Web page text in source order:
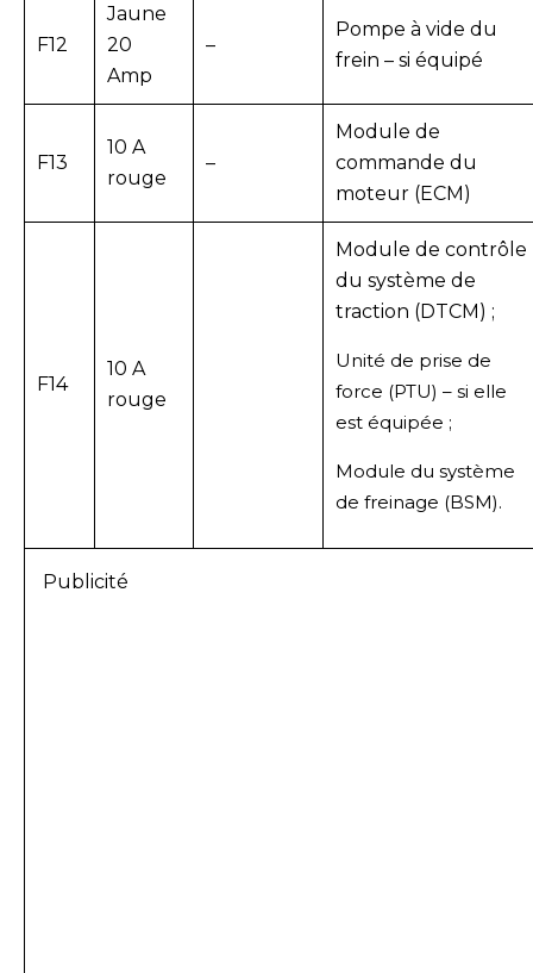
F12
Jaune
20
Amp
–
Pompe à vide du
frein – si équipé
F13
10 A
rouge
–
Module de
commande du
moteur (ECM)
F14
10 A
rouge
Module de contrôle
du système de
traction (DTCM) ;
Unité de prise de
force (PTU) – si elle
est équipée ;
Module du système
de freinage (BSM).
Publicité